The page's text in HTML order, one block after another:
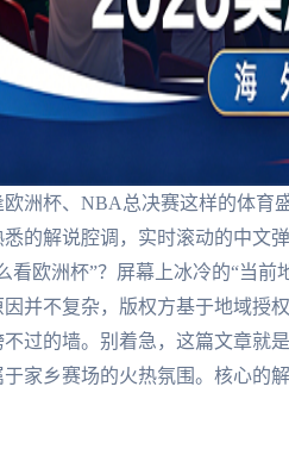
洲杯、NBA总决赛这样的体育
的解说腔调，实时滚动的中文
看欧洲杯”？屏幕上冰冷的“当
因并不复杂，版权方基于地域授
过的墙。别着急，这篇文章就
家乡赛场的火热氛围。核心的